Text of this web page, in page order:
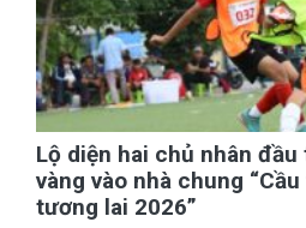
Lộ diện hai chủ nhân
vàng vào nhà chung
tương lai 2026”